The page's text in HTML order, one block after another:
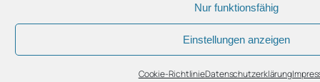
Nur funktionsfähig
Einstellungen anzeigen
Cookie-RichtlinieDatenschutzerklärung